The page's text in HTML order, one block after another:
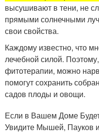
высушивают в тени, не
прямыми солнечными
свои свойства.
Каждому известно, что
лечебной силой.
фитотерапии, можно
помогут сохранить
садов плоды и овощи.
Если в Вашем Доме
Увидите Мышей, Пауков